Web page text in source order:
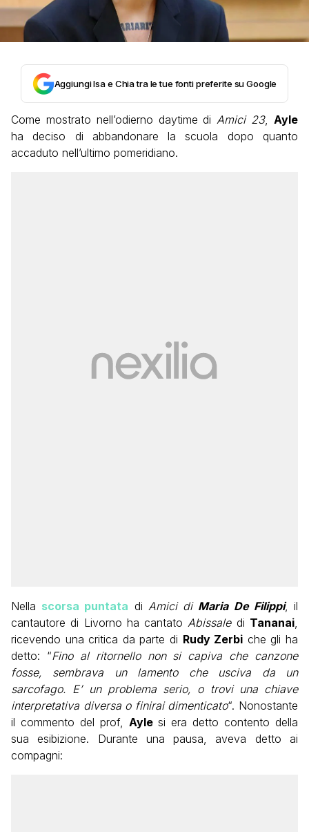
Aggiungi Isa e Chia tra le tue fonti preferite su Google
Come mostrato nell’odierno daytime di Amici 23, Ayle
ha deciso di abbandonare la scuola dopo quanto
accaduto nell’ultimo pomeridiano.
Nella scorsa puntata di Amici di Maria De Filippi, il
cantautore di Livorno ha cantato Abissaledi Tananai
ricevendo una critica da parte di Rudy Zerbi che gli ha
detto: “Fino al ritornello non si capiva che canzone
fosse, sembrava un lamento che usciva da un
sarcofago. E’ un problema serio, o trovi una chiave
interpretativa diversa o finirai dimenticato“. Nonostante
il commento del prof, Aylesi era detto contento della
sua esibizione. Durante una pausa, aveva detto ai
compagni: